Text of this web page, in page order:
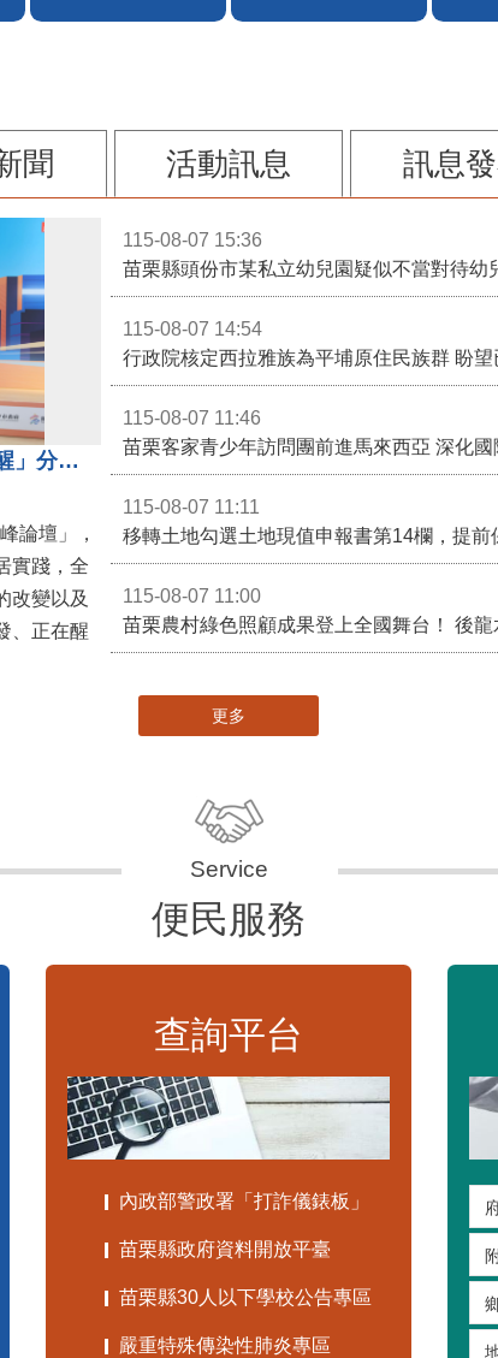
聞 活動訊息 訊息
苗栗縣長鍾東錦受邀演講 「苗栗甦醒」分享近年轉變
論壇」，
實踐，全
改變以及
、正在醒
115-08-07 15:36
苗栗縣頭份市某私立幼兒園疑似不當對待幼
115-08-07 14:54
115-08-07 11:46
苗栗客家青少年訪問團前進馬來西亞 深化
115-08-07 11:11
移轉土地勾選土地現值申報書第14欄，提前
115-08-07 11:00
更多
便民服務
查詢平台
內政部警政署「打詐儀錶板」
苗栗縣政府資料開放平臺
苗栗縣30人以下學校公告專區
嚴重特殊傳染性肺炎專區